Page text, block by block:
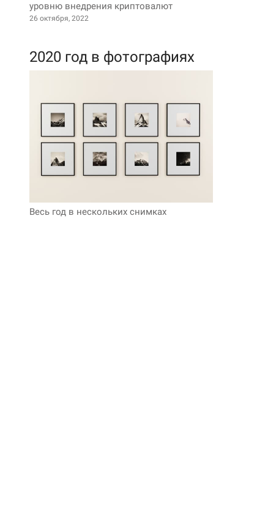
уровню внедрения криптовалют
26 октября, 2022
2020 год в фотографиях
Весь год в нескольких снимках